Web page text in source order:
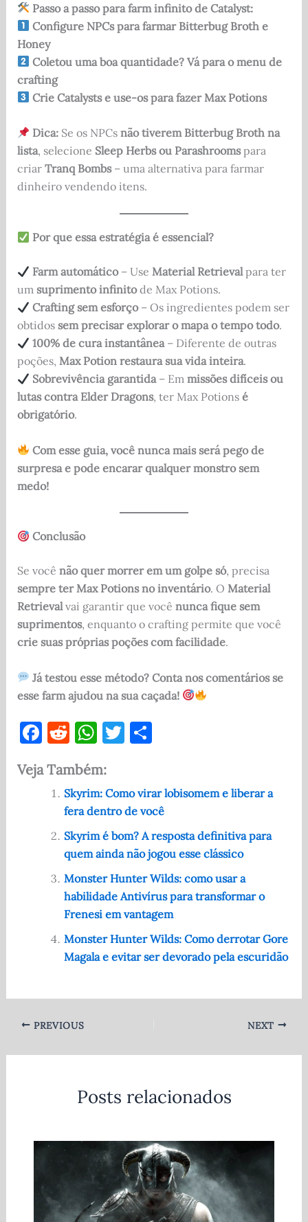
Passo a passo para farm infinito de Catalyst:
Configure NPCs para farmar Bitterbug Broth e
Honey
Coletou uma boa quantidade? Vá para o menu de
crafting
Crie Catalysts e use-os para fazer Max Potions
Dica:Se os NPCs não tiverem Bitterbug Broth na
lista, selecione Sleep Herbs ou Parashroomspara
criar Tranq Bombs– uma alternativa para farmar
dinheiro vendendo itens.
Por que essa estratégia é essencial?
Farm automático– Use Material Retrievalpara ter
um suprimento infinitode Max Potions.
Crafting sem esforço– Os ingredientes podem ser
obtidos sem precisar explorar o mapa o tempo todo.
100% de cura instantânea– Diferente de outras
poções, Max Potion restaura sua vida inteira.
Sobrevivência garantida– Em missões difíceis ou
lutas contra Elder Dragons, ter Max Potions é
obrigatório.
Com esse guia, você nunca mais será pego de
surpresa e pode encarar qualquer monstro sem
medo!
Conclusão
Se você não quer morrer em um golpe só, precisa
sempre ter Max Potions no inventário. O Material
Retrievalvai garantir que você nunca fique sem
suprimentos, enquanto o crafting permite que você
crie suas próprias poções com facilidade.
Já testou esse método? Conta nos comentários se
esse farm ajudou na sua caçada!
F
c
e
o
k
R
d
di
t
W
at
s
A
p
p
T
te
r
S
e
Veja Também:
Skyrim: Como virar lobisomem e liberar a
fera dentro de você
Skyrim é bom? A resposta definitiva para
quem ainda não jogou esse clássico
Monster Hunter Wilds: como usar a
habilidade Antivírus para transformar o
Frenesi em vantagem
Monster Hunter Wilds: Como derrotar Gore
Magala e evitar ser devorado pela escuridão
PREVIOUS NEXT
Posts relacionados